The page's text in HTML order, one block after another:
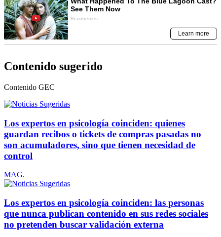
Contenido sugerido
Contenido GEC
Los expertos en psicología coinciden: quienes
guardan recibos o tickets de compras pasadas no
son acumuladores, sino que tienen necesidad de
control
MAG.
Los expertos en psicología coinciden: las personas
que nunca publican contenido en sus redes sociales
no pretenden buscar validación externa